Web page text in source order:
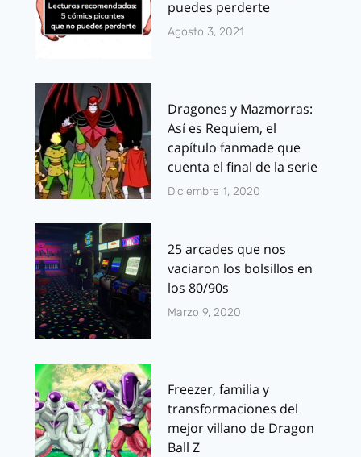
puedes perderte
Agosto 3, 2021
Dragones y Mazmorras:
Así es Requiem, el
capítulo fanmade que
cuenta el final de la serie
Diciembre 1, 2020
25 arcades que nos
vaciaron los bolsillos en
los 80/90s
Marzo 9, 2020
Freezer, familia y
transformaciones del
mejor villano de Dragon
Ball Z